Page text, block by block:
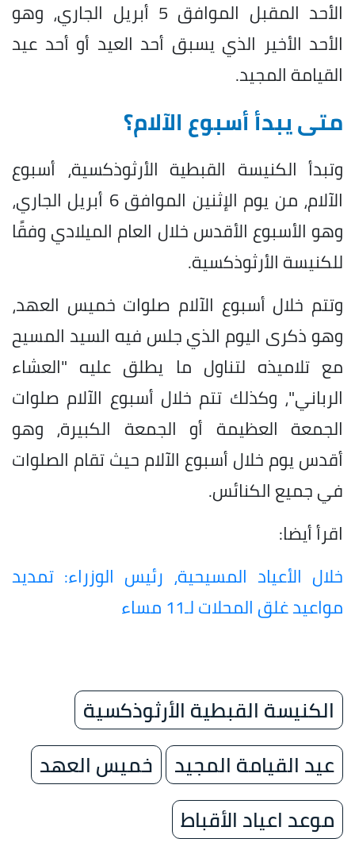
الأحد المقبل الموافق 5 أبريل الجاري، وهو
الأحد الأخير الذي يسبق أحد العيد أو أحد عيد
القيامة المجيد.
متى يبدأ أسبوع الآلام؟
وتبدأ الكنيسة القبطية الأرثوذكسية، أسبوع
الآلام، من يوم الإثنين الموافق 6 أبريل الجاري،
وهو الأسبوع الأقدس خلال العام الميلادي وفقًا
للكنيسة الأرثوذكسية.
وتتم خلال أسبوع الآلام صلوات خميس العهد،
وهو ذكرى اليوم الذي جلس فيه السيد المسيح
مع تلاميذه لتناول ما يطلق عليه "العشاء
الرباني"، وكذلك تتم خلال أسبوع الآلام صلوات
الجمعة العظيمة أو الجمعة الكبيرة، وهو
أقدس يوم خلال أسبوع الآلام حيث تقام الصلوات
في جميع الكنائس.
اقرأ أيضا:
خلال الأعياد المسيحية، رئيس الوزراء: تمديد
مواعيد غلق المحلات لـ11 مساء
الكنيسة القبطية الأرثوذكسية
عيد القيامة المجيد
خميس العهد
موعد اعياد الأقباط